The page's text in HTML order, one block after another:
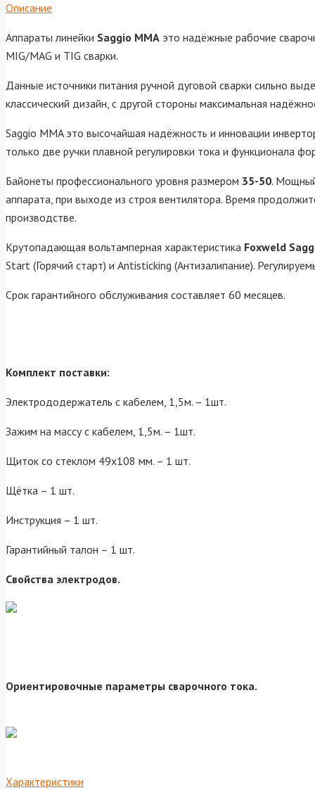
Описание
Аппараты линейки Saggio MMA это надёжные рабочие
MIG/MAG и TIG сварки.
Данные источники питания ручной дуговой сварки сильно
классический дизайн, с другой стороны максимальная
Saggio MMA это высочайшая надёжность и инновации
только две ручки плавной регулировки тока и функционала
Байонеты профессионального уровня размером 35-50. Мощный
аппарата, при выходе из строя вентилятора. Время
производстве.
Крутопадающая вольтамперная характеристика Foxweld
Start (Горячий старт) и Antisticking (Антизалипание).
Срок гарантийного обслуживания составляет 60 месяцев.
Комплект поставки:
Электрододержатель с кабелем, 1,5м. – 1шт.
Зажим на массу с кабелем, 1,5м. – 1шт.
Щиток со стеклом 49х108 мм. – 1 шт.
Щётка – 1 шт.
Инструкция – 1 шт.
Гарантийный талон – 1 шт.
Свойства электродов.
Ориентировочные параметры сварочного тока.
Характеристики